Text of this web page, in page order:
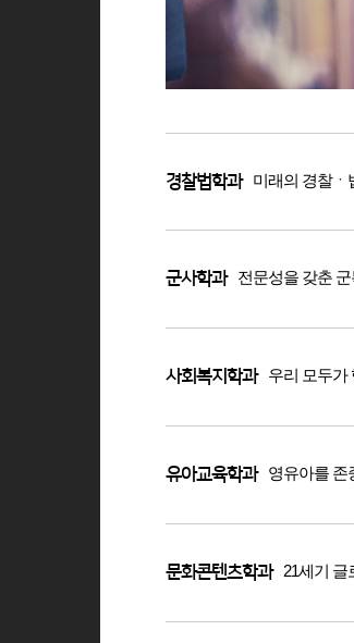
경찰법학과 미래의 경찰ㆍ
군사학과 전문성을 갖춘
사회복지학과 우리 모두가
유아교육학과 영유아를 존
문화콘텐츠학과 21세기 글